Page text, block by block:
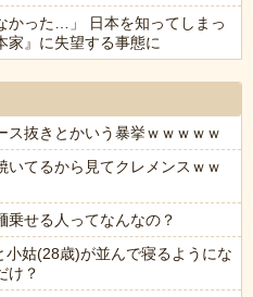
かった…」 日本を知ってしまっ
家』に失望する事態に
ス抜きとかいう暴挙ｗｗｗｗｗ
いてるから見てクレメンスｗｗ
乗せる人ってなんなの？
姑(28歳)が並んで寝るようにな
け？